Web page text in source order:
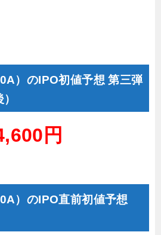
）のIPO初値予想 第三弾
円
）のIPO直前初値予想